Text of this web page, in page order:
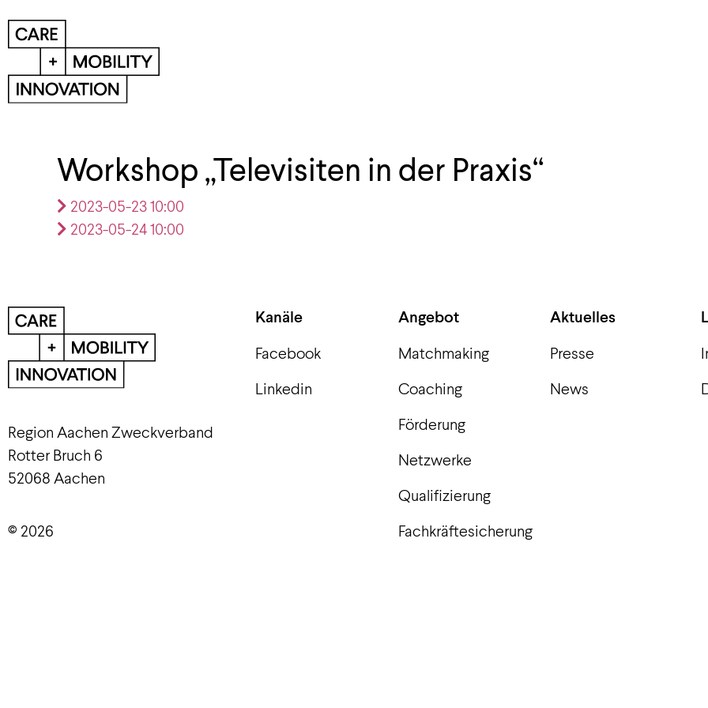
Workshop „Televisiten in der Praxis“
2023-05-23 10:00
2023-05-24 10:00
Region Aachen Zweckverband
Rotter Bruch 6
52068 Aachen
© 2026
Kanäle
Facebook
Linkedin
Angebot
Matchmaking
Coaching
Förderung
Netzwerke
Qualifizierung
Fachkräftesicherung
Aktuelles
Presse
News